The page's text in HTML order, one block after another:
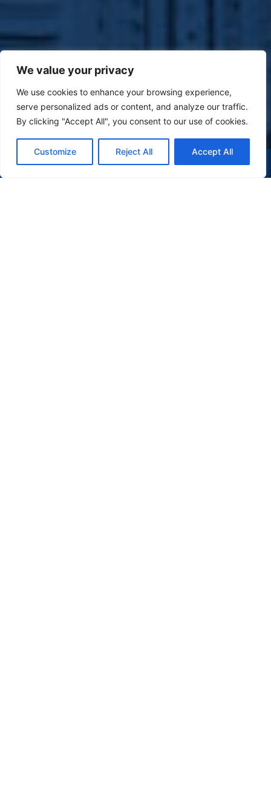
We value your privacy
We use cookies to enhance your browsing experience,
serve personalized ads or content, and analyze our traffic.
By clicking "Accept All", you consent to our use of cookies.
Customize Reject All Accept All
(47) 9 9977-7630